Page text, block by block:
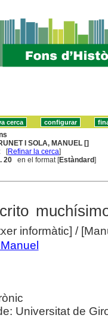
I SOLA, MANUEL []
[Refinar la cerca]
20 en el format [Estàndard]
informàtic] /
Universitat de